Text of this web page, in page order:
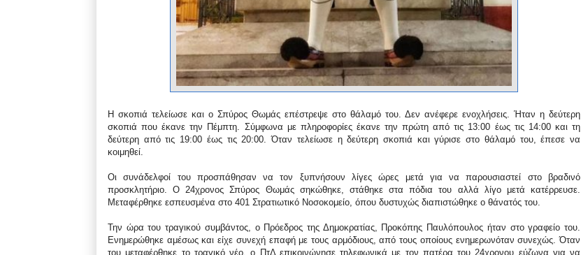
Η σκοπιά τελείωσε και ο Σπύρος Θωμάς επέστρεψε στο θάλαμό του. Δεν ανέφερε ενοχλήσεις. Ήταν η δεύτερη
σκοπιά που έκανε την Πέμπτη. Σύμφωνα με πληροφορίες έκανε την πρώτη από τις 13:00 έως τις 14:00 και τη
δεύτερη από τις 19:00 έως τις 20:00. Όταν τελείωσε η δεύτερη σκοπιά και γύρισε στο θάλαμό του, έπεσε να
κοιμηθεί.
Οι συνάδελφοί του προσπάθησαν να τον ξυπνήσουν λίγες ώρες μετά για να παρουσιαστεί στο βραδινό
προσκλητήριο. Ο 24χρονος Σπύρος Θωμάς σηκώθηκε, στάθηκε στα πόδια του αλλά λίγο μετά κατέρρευσε.
Μεταφέρθηκε εσπευσμένα στο 401 Στρατιωτικό Νοσοκομείο, όπου δυστυχώς διαπιστώθηκε ο θάνατός του.
Την ώρα του τραγικού συμβάντος, ο Πρόεδρος της Δημοκρατίας, Προκόπης Παυλόπουλος ήταν στο γραφείο του.
Ενημερώθηκε αμέσως και είχε συνεχή επαφή με τους αρμόδιους, από τους οποίους ενημερωνόταν συνεχώς. Όταν
του μεταφέρθηκε το τραγικό νέο, ο ΠτΔ επικοινώνησε τηλεφωνικά με τον πατέρα του 24χρονου εύζωνα για να